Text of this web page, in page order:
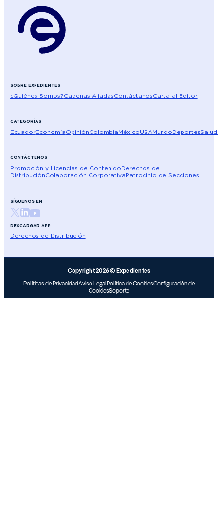
SOBRE EXPEDIENTES
¿Quiénes Somos?Cadenas AliadasContáctanosCarta al Editor
CATEGORÍAS
EcuadorEconomíaOpiniónColombiaMéxicoUSAMundoDeportesSalud
CONTÁCTENOS
Promoción y Licencias de ContenidoDerechos de
DistribuciónColaboración CorporativaPatrocinio de Secciones
SÍGUENOS EN
DESCARGAR APP
Derechos de Distribución
Copyright 2026 © Expedientes
Políticas de PrivacidadAviso LegalPolítica de CookiesConfiguración de
CookiesSoporte